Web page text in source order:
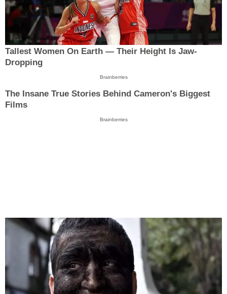
Tallest Women On Earth — Their Height Is Jaw-
Dropping
Brainberries
The Insane True Stories Behind Cameron's Biggest
Films
Brainberries